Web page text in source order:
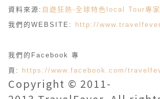
資料來源: 自遊狂熱-全球特色local Tour專家
我們的WEBSITE:
http://
我們的Facebook 專
頁:
https://www.facebook.com/
Copyright © 2011-